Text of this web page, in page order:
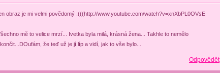
obraz je mi velmi povědomý :(((http://www.youtube.com/watch?v=xnXbPL0OVsE
mě to velice mrzí... Ivetka byla milá, krásná žena... Takhle to nemělo
že teď už je jí líp a vidí, jak to vše bylo...
Odpovědět